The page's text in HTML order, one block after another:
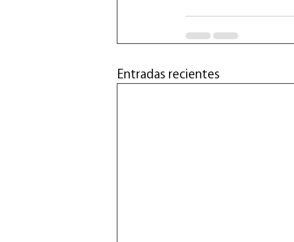
Entradas recientes